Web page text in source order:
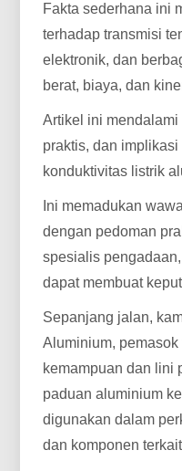
Fakta sederhana ini
terhadap transmisi
elektronik, dan
berat, biaya, dan
Artikel ini
praktis, dan
konduktivitas listrik
Ini memadukan
dengan pedoman
spesialis
dapat membuat
Sepanjang jalan,
Aluminium,
kemampuan dan lini
paduan aluminium
digunakan dalam
dan komponen